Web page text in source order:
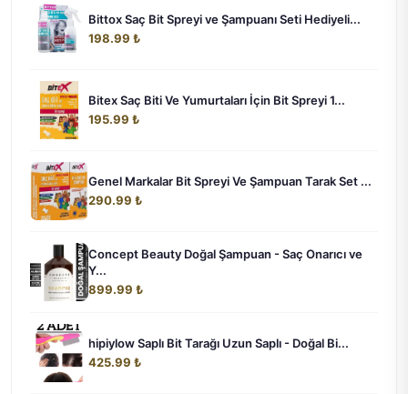
Bittox Saç Bit Spreyi ve Şampuanı Seti Hediyeli...
198.99 ₺
Bitex Saç Biti Ve Yumurtaları İçin Bit Spreyi 1...
195.99 ₺
Genel Markalar Bit Spreyi Ve Şampuan Tarak Set ...
290.99 ₺
Concept Beauty Doğal Şampuan - Saç Onarıcı ve
Y...
899.99 ₺
hipiylow Saplı Bit Tarağı Uzun Saplı - Doğal Bi...
425.99 ₺